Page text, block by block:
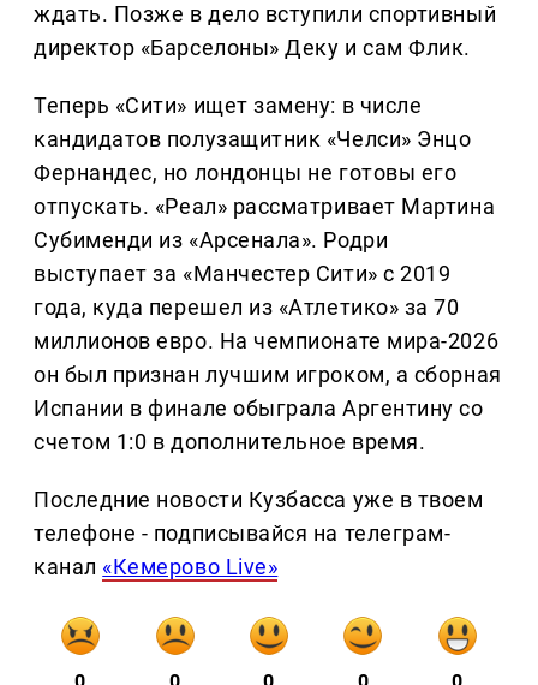
ждать. Позже в дело вступили спортивный
директор «Барселоны» Деку и сам Флик.
Теперь «Сити» ищет замену: в числе
кандидатов полузащитник «Челси» Энцо
Фернандес, но лондонцы не готовы его
отпускать. «Реал» рассматривает Мартина
Субименди из «Арсенала». Родри
выступает за «Манчестер Сити» с 2019
года, куда перешел из «Атлетико» за 70
миллионов евро. На чемпионате мира-2026
он был признан лучшим игроком, а сборная
Испании в финале обыграла Аргентину со
счетом 1:0 в дополнительное время.
Последние новости Кузбасса уже в твоем
телефоне - подписывайся на телеграм-
канал «Кемерово Live»